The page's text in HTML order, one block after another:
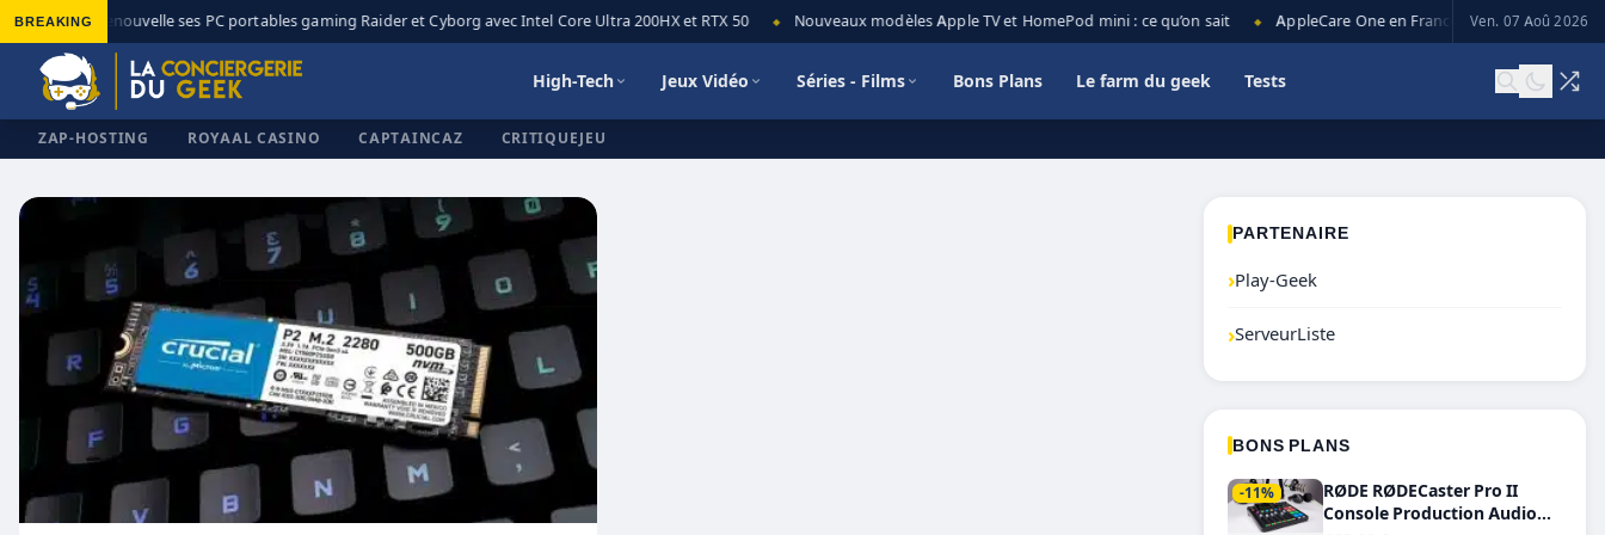
BREAKING
◆ MSI renouvelle ses PC portables gaming Raider et Cyborg avec Intel Core Ultra 200HX et RTX 50 ◆ Nouveaux modèles Apple TV et HomePod mini : ce qu’on sait ◆ AppleCare One en France : prix, couverture et
Ven. 07 Aoû 2026
High-Tech Jeux Vidéo Séries - Films Bons Plans Le farm du geek Tests
ZAP-HOSTING ROYAAL CASINO CAPTAINCAZ CRITIQUEJEU
✕
PARTENAIRE
›Play-Geek
›ServeurListe
BONS PLANS
-11%
RØDE RØDECaster Pro II
Console Production Audio